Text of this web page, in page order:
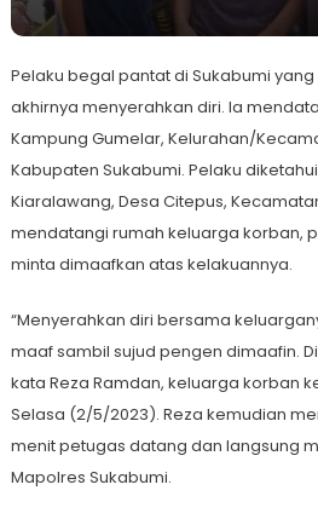
Pelaku begal pantat di Sukabumi
akhirnya menyerahkan diri. Ia
Kampung Gumelar, Kelurahan/
Kabupaten Sukabumi. Pelaku
Kiaralawang, Desa Citepus,
mendatangi rumah keluarga korban,
minta dimaafkan atas kelakuannya.
“Menyerahkan diri bersama
maaf sambil sujud pengen dimaafin.
kata Reza Ramdan, keluarga korban
Selasa (2/5/2023). Reza kemudian
menit petugas datang dan langsung
Mapolres Sukabumi.